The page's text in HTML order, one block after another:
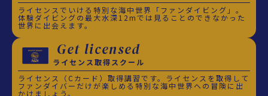
ライセンスでいける特別な海中世界「ファンダイビング」。
体験ダイビングの最大水深12mでは見ることのできなかった
世界に出会えます。
Get licensed
ライセンス取得スクール
ライセンス（Cカード）取得講習です。ライセンスを取得して
ファンダイバーだけが楽しめる特別な海中世界への冒険に出
かけましょう。